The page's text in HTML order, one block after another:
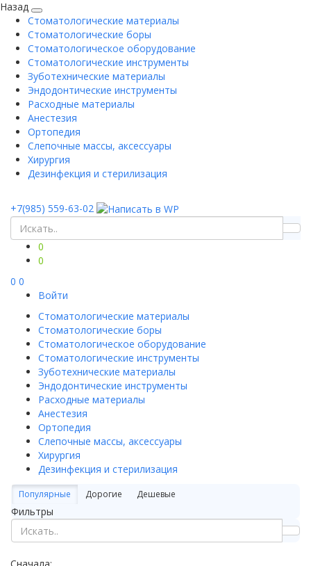
Назад
Стоматологические материалы
Стоматологические боры
Стоматологическое оборудование
Стоматологические инструменты
Зуботехнические материалы
Эндодонтические инструменты
Расходные материалы
Анестезия
Ортопедия
Слепочные массы, аксессуары
Хирургия
Дезинфекция и стерилизация
+7(985) 559-63-02
0
0
0 0
Войти
Стоматологические материалы
Стоматологические боры
Стоматологическое оборудование
Стоматологические инструменты
Зуботехнические материалы
Эндодонтические инструменты
Расходные материалы
Анестезия
Ортопедия
Слепочные массы, аксессуары
Хирургия
Дезинфекция и стерилизация
Популярные Дорогие Дешевые
Фильтры